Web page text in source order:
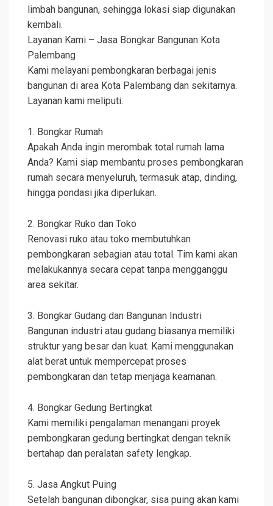
limbah bangunan, sehingga lokasi siap digunakan
kembali.
Layanan Kami – Jasa Bongkar Bangunan Kota
Palembang
Kami melayani pembongkaran berbagai jenis
bangunan di area Kota Palembang dan sekitarnya.
Layanan kami meliputi:
1. Bongkar Rumah
Apakah Anda ingin merombak total rumah lama
Anda? Kami siap membantu proses pembongkaran
rumah secara menyeluruh, termasuk atap, dinding,
hingga pondasi jika diperlukan.
2. Bongkar Ruko dan Toko
Renovasi ruko atau toko membutuhkan
pembongkaran sebagian atau total. Tim kami akan
melakukannya secara cepat tanpa mengganggu
area sekitar.
3. Bongkar Gudang dan Bangunan Industri
Bangunan industri atau gudang biasanya memiliki
struktur yang besar dan kuat. Kami menggunakan
alat berat untuk mempercepat proses
pembongkaran dan tetap menjaga keamanan.
4. Bongkar Gedung Bertingkat
Kami memiliki pengalaman menangani proyek
pembongkaran gedung bertingkat dengan teknik
bertahap dan peralatan safety lengkap.
5. Jasa Angkut Puing
Setelah bangunan dibongkar, sisa puing akan kami